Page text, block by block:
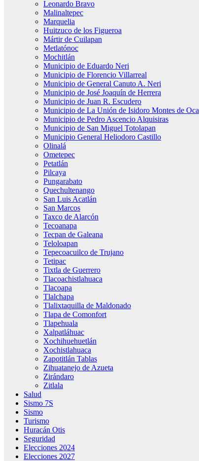
Leonardo Bravo
Malinaltepec
Marquelia
Huitzuco de los Figueroa
Mártir de Cuilapan
Metlatónoc
Mochitlán
Municipio de Eduardo Neri
Municipio de Florencio Villarreal
Municipio de General Canuto A. Neri
Municipio de José Joaquín de Herrera
Municipio de Juan R. Escudero
Municipio de La Unión de Isidoro Montes de Oca
Municipio de Pedro Ascencio Alquisiras
Municipio de San Miguel Totolapan
Municipio General Heliodoro Castillo
Olinalá
Ometepec
Petatlán
Pilcaya
Pungarabato
Quechultenango
San Luis Acatlán
San Marcos
Taxco de Alarcón
Tecoanapa
Tecpan de Galeana
Teloloapan
Tepecoacuilco de Trujano
Tetipac
Tixtla de Guerrero
Tlacoachistlahuaca
Tlacoapa
Tlalchapa
Tlalixtaquilla de Maldonado
Tlapa de Comonfort
Tlapehuala
Xalpatláhuac
Xochihuehuetlán
Xochistlahuaca
Zapotitlán Tablas
Zihuatanejo de Azueta
Zirándaro
Zitlala
Salud
Sismo 7S
Sismo
Turismo
Huracán Otis
Seguridad
Elecciones 2024
Elecciones 2027